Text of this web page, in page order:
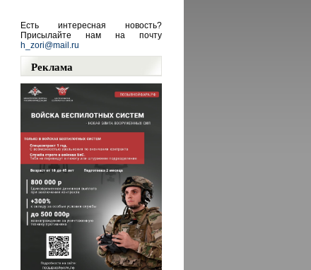
Есть интересная новость?
Присылайте нам на почту
h_zori@mail.ru
Реклама